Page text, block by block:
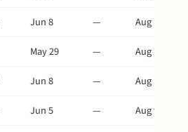
Jun 8 —
Aug 12
May 29 —
Aug 2
Jun 8 —
Aug 12
Jun 5 —
Aug 9